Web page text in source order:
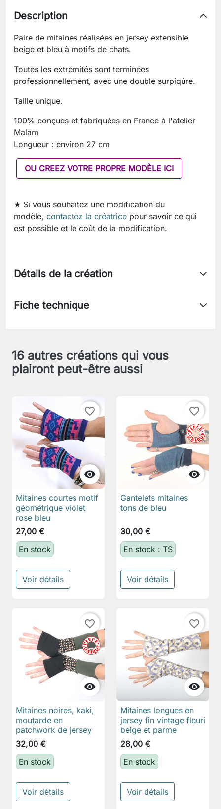
Description
Paire de mitaines réalisées en jersey extensible
beige et bleu à motifs de chats.
Toutes les extrémités sont terminées
professionnellement, avec une double surpiqûre.
Taille unique.
100% conçues et fabriquées en France à l'atelier
Malam
Longueur : environ 27 cm
OU CREEZ VOTRE PROPRE MODÈLE ICI
★ Si vous souhaitez une modification du
modèle, contactez la créatrice pour savoir ce qui
est possible et le coût de la modification.
Détails de la création
Fiche technique
16 autres créations qui vous
plairont peut-être aussi

favorite_border
Mitaines courtes motif
géométrique violet
rose bleu
27,00 €
En stock
Voir détails

favorite_border
Gantelets mitaines
tons de bleu
30,00 €
En stock : TS
Voir détails

favorite_border
Mitaines noires, kaki,
moutarde en
patchwork de jersey
32,00 €
En stock
Voir détails

favorite_border
Mitaines longues en
jersey fin vintage fleuri
beige et parme
28,00 €
En stock
Voir détails